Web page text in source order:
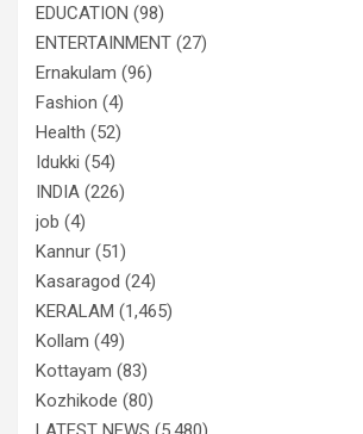
EDUCATION (98)
ENTERTAINMENT (27)
Ernakulam (96)
Fashion (4)
Health (52)
Idukki (54)
INDIA (226)
job (4)
Kannur (51)
Kasaragod (24)
KERALAM (1,465)
Kollam (49)
Kottayam (83)
Kozhikode (80)